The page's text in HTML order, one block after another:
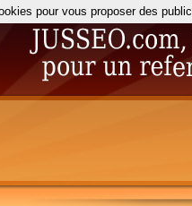
pour vous proposer des